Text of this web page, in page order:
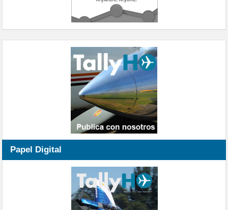
Papel Digital